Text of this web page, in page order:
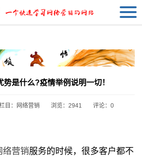
势是什么?疫情举例说明一切！
目： 网络营销 浏览：2941 评论：0
络营销服务的时候，很多客户都不